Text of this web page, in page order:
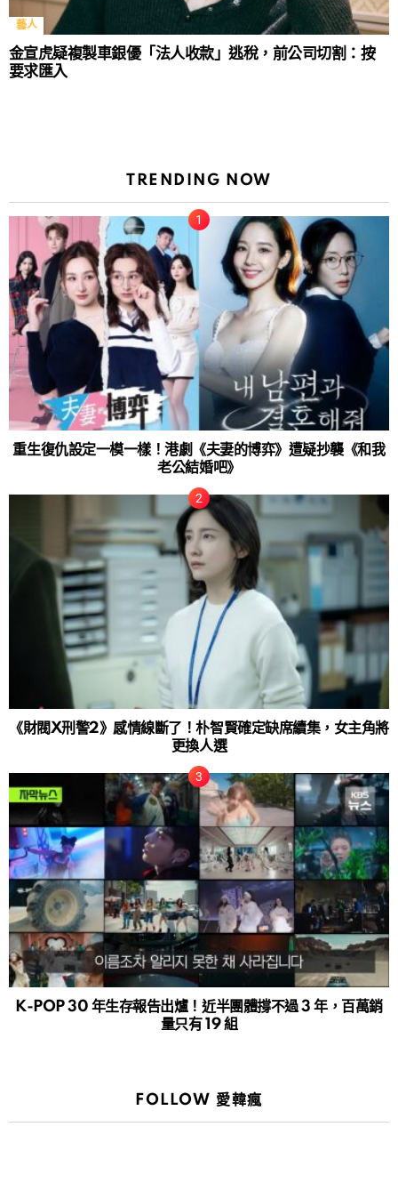
藝人
金宣虎疑複製車銀優「法人收款」逃稅，前公司切割：按
要求匯入
TRENDING NOW
重生復仇設定一模一樣！港劇《夫妻的博弈》遭疑抄襲《和我
老公結婚吧》
《財閥X刑警2》感情線斷了！朴智賢確定缺席續集，女主角將
更換人選
K-POP 30 年生存報告出爐！近半團體撐不過 3 年，百萬銷
量只有 19 組
FOLLOW 愛韓瘋